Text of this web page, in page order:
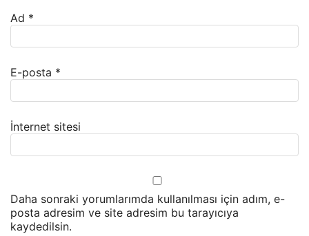
Ad *
E-posta *
İnternet sitesi
Daha sonraki yorumlarımda kullanılması için adım, e-
posta adresim ve site adresim bu tarayıcıya
kaydedilsin.